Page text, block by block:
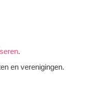
.
en verenigingen.